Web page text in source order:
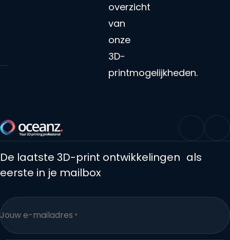
overzicht
van
onze
3D-
printmogelijkheden.
Terug naar de startpagina
LinkedIn
De laatste 3D-print ontwikkelingen als
eerste in je mailbox
Jouw e-mailadres *